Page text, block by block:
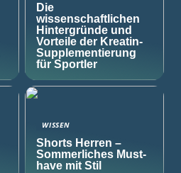
Die
wissenschaftlichen
Hintergründe und
Vorteile der Kreatin-
Supplementierung
für Sportler
WISSEN
Shorts Herren –
Sommerliches Must-
have mit Stil